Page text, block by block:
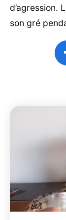
d’agression.
son gré